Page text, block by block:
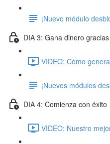
¡Nuevo módulo
DIA 3: Gana dinero
VIDEO: Cómo
¡Nuevos módulos
DIA 4: Comienza con éxito
VIDEO: Nuestro